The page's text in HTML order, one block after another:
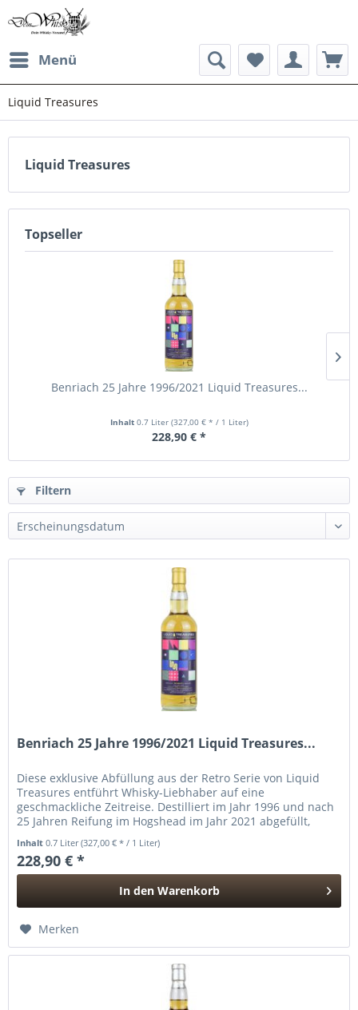
Menü
Liquid Treasures
Liquid Treasures
Topseller
Benriach 25 Jahre 1996/2021 Liquid Treasures...
Inhalt 0.7 Liter (327,00 € * / 1 Liter)
228,90 € *
Filtern
Benriach 25 Jahre 1996/2021 Liquid Treasures...
Diese exklusive Abfüllung aus der Retro Serie von Liquid
Treasures entführt Whisky-Liebhaber auf eine
geschmackliche Zeitreise. Destilliert im Jahr 1996 und nach
25 Jahren Reifung im Hogshead im Jahr 2021 abgefüllt,
Inhalt0.7 Liter(327,00 € * / 1 Liter)
228,90 € *
In den Warenkorb
Merken